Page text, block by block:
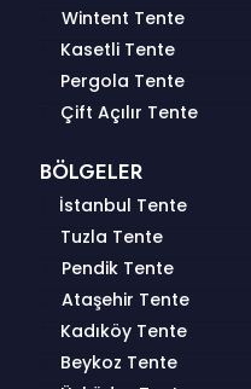
Wintent Tente
Kasetli Tente
Pergola Tente
Çift Açılır Tente
BÖLGELER
İstanbul Tente
Tuzla Tente
Pendik Tente
Ataşehir Tente
Kadıköy Tente
Beykoz Tente